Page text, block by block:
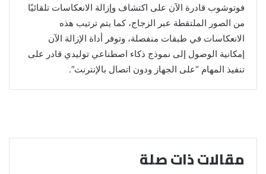
فوتوشوب قادرة الآن على اكتشاف وإزالة الانعكاسات تلقائيًا
من الصور الملتقطة عبر الزجاج، كما يتم ترتيب هذه
الانعكاسات في طبقات منفصلة، وتوفر أداة الإزالة الآن
إمكانية الوصول إلى نموذج ذكاء اصطناعي توليدي قادر على
تنفيذ المهام “على الجهاز ودون اتصال بالإنترنت”.
مقالات ذات صلة